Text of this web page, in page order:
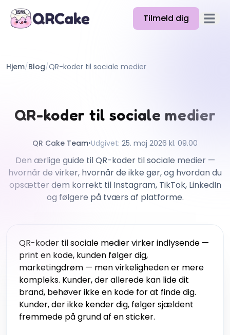
Tilmeld dig Åbn
Priser
Docs
Hjælp
API
Hjem/Blog/QR-koder til sociale medier
QR-koder til sociale medier
QR Cake Team•Udgivet: 25. maj 2026 kl. 09.00
Den ærlige guide til QR-koder til sociale medier —
hvornår de virker, hvornår de ikke gør, og hvordan du
opsætter dem korrekt til Instagram, TikTok, LinkedIn
og følgere på tværs af platforme.
QR-koder til sociale medier virker indlysende —
print en kode, kunden følger dig,
marketingdrøm — men virkeligheden er mere
kompleks. Kunder, der allerede kan lide dit
brand, behøver ikke en kode for at finde dig.
Kunder, der ikke kender dig, følger sjældent
fremmede på grund af en sticker.